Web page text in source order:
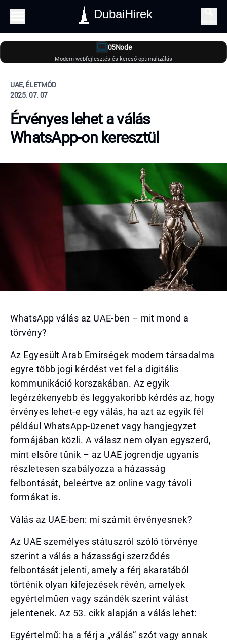
DubaiHirek
05Node
Modern webfejlesztés és kereső optimalizálás
UAE, ÉLETMÓD
2025. 07. 07
Érvényes lehet a válás
WhatsApp-on keresztül
WhatsApp válás az UAE-ben – mit mond a
törvény?
Az Egyesült Arab Emírségek modern társadalma
egyre több jogi kérdést vet fel a digitális
kommunikáció korszakában. Az egyik
legérzékenyebb és leggyakoribb kérdés az, hogy
érvényes lehet-e egy válás, ha azt az egyik fél
például WhatsApp-üzenet vagy hangjegyzet
formájában közli. A válasz nem olyan egyszerű,
mint elsőre tűnik – az UAE jogrendje ugyanis
részletesen szabályozza a házasság
felbontását, beleértve az online vagy távoli
formákat is.
Válás az UAE-ben: mi számít érvényesnek?
Az UAE személyes státuszról szóló törvénye
szerint a válás a házassági szerződés
felbontását jelenti, amely a férj akaratából
történik olyan kifejezések révén, amelyek
egyértelműen vagy szándék szerint válást
jelentenek. Az 53. cikk alapján a válás lehet:
Egyértelmű: ha a férj a „válás” szót vagy annak